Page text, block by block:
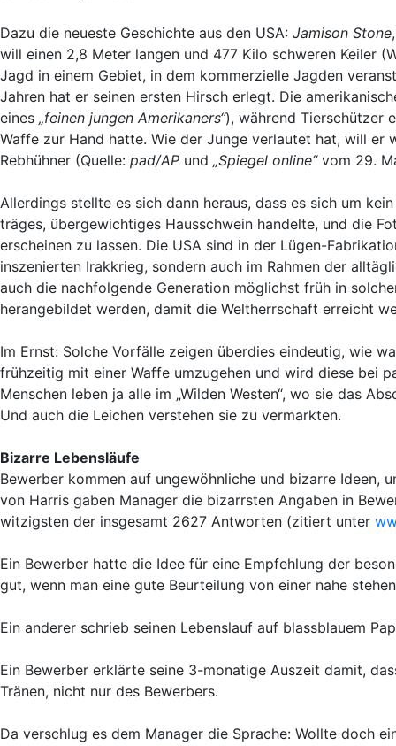
Dazu die neueste Geschichte aus den USA: Jamison Stone
will einen 2,8 Meter langen und 477 Kilo schweren Keiler
Jagd in einem Gebiet, in dem kommerzielle Jagden
Jahren hat er seinen ersten Hirsch erlegt. Die
eines „feinen jungen Amerikaners“), während Tierschützer
Waffe zur Hand hatte. Wie der Junge verlautet hat, will er
Rebhühner (Quelle: pad/AP und „Spiegel online“vom 29.
Allerdings stellte es sich dann heraus, dass es sich um
träges, übergewichtiges Hausschwein handelte, und die
erscheinen zu lassen. Die USA sind in der Lügen-
inszenierten Irakkrieg, sondern auch im Rahmen der
auch die nachfolgende Generation möglichst früh in
herangebildet werden, damit die Weltherrschaft erreicht
Im Ernst: Solche Vorfälle zeigen überdies eindeutig, wie
frühzeitig mit einer Waffe umzugehen und wird diese bei
Menschen leben ja alle im „Wilden Westen“, wo sie das
Und auch die Leichen verstehen sie zu vermarkten.
Bizarre Lebensläufe
Bewerber kommen auf ungewöhnliche und bizarre Ideen,
von Harris gaben Manager die bizarrsten Angaben in
witzigsten der insgesamt 2627 Antworten (zitiert unter
Ein Bewerber hatte die Idee für eine Empfehlung der
gut, wenn man eine gute Beurteilung von einer nahe
Ein anderer schrieb seinen Lebenslauf auf blassblauem
Ein Bewerber erklärte seine 3-monatige Auszeit damit,
Tränen, nicht nur des Bewerbers.
Da verschlug es dem Manager die Sprache: Wollte doch